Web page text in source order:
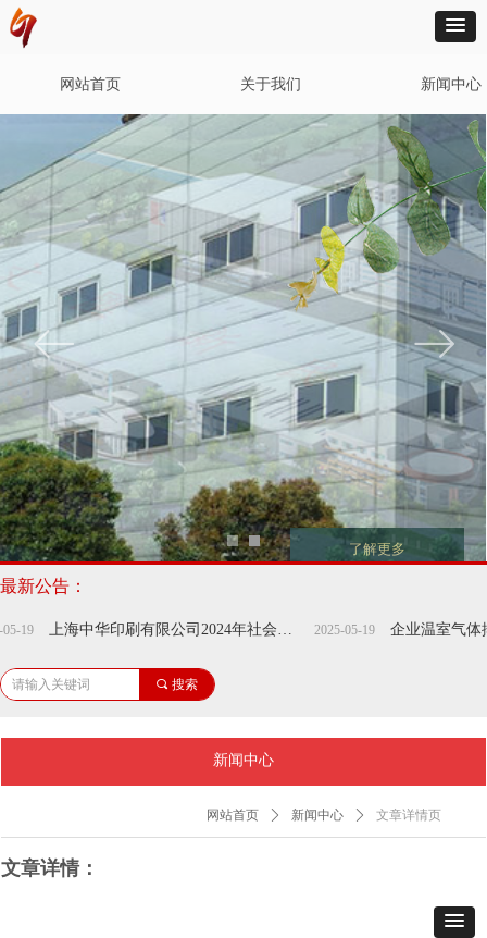
网站首页 关于我们 新闻中心
了解更多
ꂃ ꁹ
2025-05-19
上海中华印刷有限公司2024年社会责任报告 企业温室气体排放报告
最新公告：
끠 搜索
网站首页 ꄲ 新闻中心 ꄲ 文章详情页
文章详情：
新闻中心